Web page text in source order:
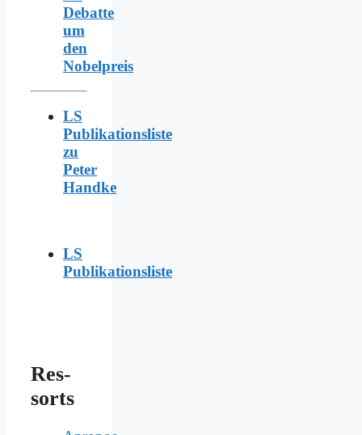
Debatte
um
den
Nobelpreis
LS
Publikationsliste
zu
Peter
Handke
LS
Publikationsliste
Res­
sorts